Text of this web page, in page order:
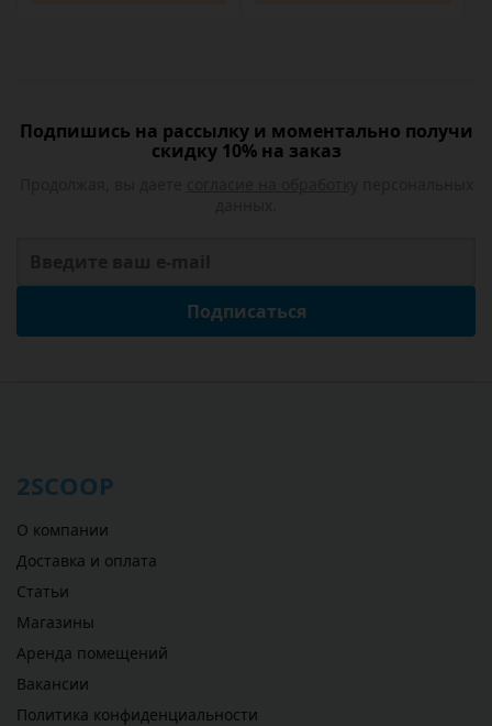
Подпишись на рассылку и моментально получи
скидку 10% на заказ
Подписаться
2SCOOP
О компании
Доставка и оплата
Статьи
Магазины
Аренда помещений
Вакансии
Политика конфиденциальности